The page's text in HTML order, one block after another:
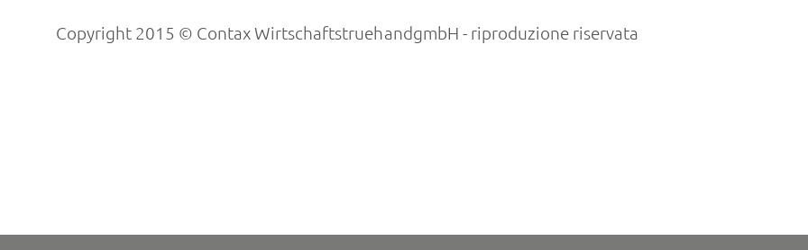
Copyright 2015 © Contax WirtschaftstruehandgmbH - riproduzione riservata